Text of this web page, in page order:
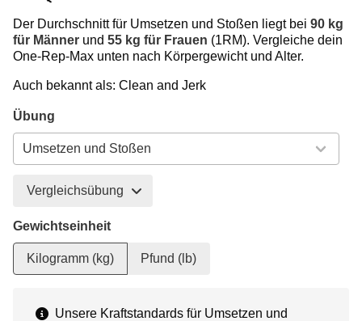
Der Durchschnitt für Umsetzen und Stoßen liegt bei 90 kg
für Männer und 55 kg für Frauen (1RM). Vergleiche dein
One-Rep-Max unten nach Körpergewicht und Alter.
Auch bekannt als: Clean and Jerk
Übung
Vergleichsübung
Gewichtseinheit
Kilogramm (kg) Pfund (lb)
Unsere Kraftstandards für Umsetzen und